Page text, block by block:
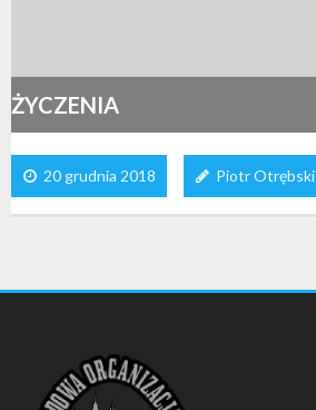
ŻYCZENIA
20 grudnia 2018 Piotr Otrębski